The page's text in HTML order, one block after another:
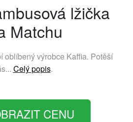
lžička
Matchu
oblíbený výrobce Kaffia. Potěší
Celý popis.
CENU